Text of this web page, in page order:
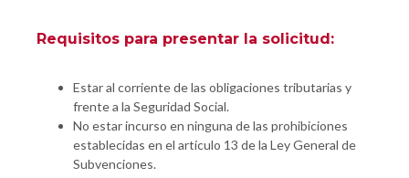
Requisitos para presentar la solicitud:
Estar al corriente de las obligaciones tributarias y
frente a la Seguridad Social.
No estar incurso en ninguna de las prohibiciones
establecidas en el artículo 13 de la Ley General de
Subvenciones.